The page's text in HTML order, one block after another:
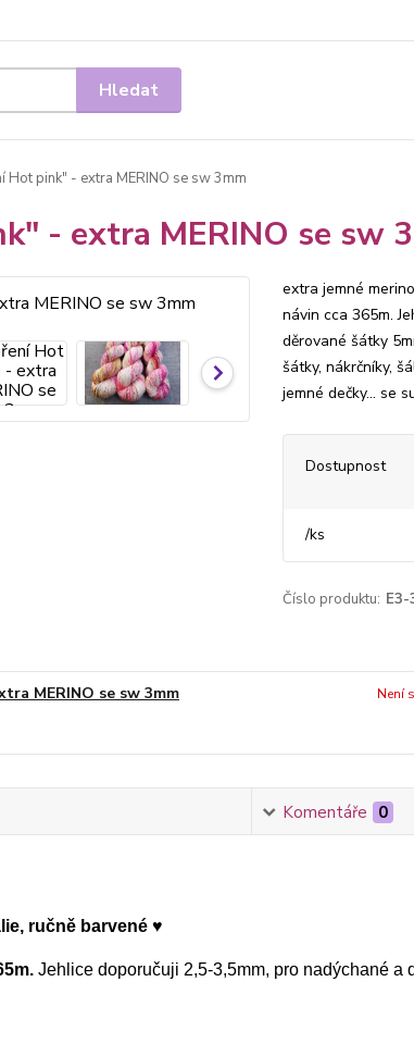
Hledat
Hot pink" - extra MERINO se sw 3mm
- extra MERINO se sw
extra jemné
návin cca 365m.
děrované šátky
šátky, nákrčníky,
jemné dečky... se
Dostupnost
/ks
Číslo produktu: E3-
MERINO se sw 3mm
Není
Komentáře 0
ručně barvené ♥
Jehlice doporučuji 2,5-3,5mm, pro nadýchané a